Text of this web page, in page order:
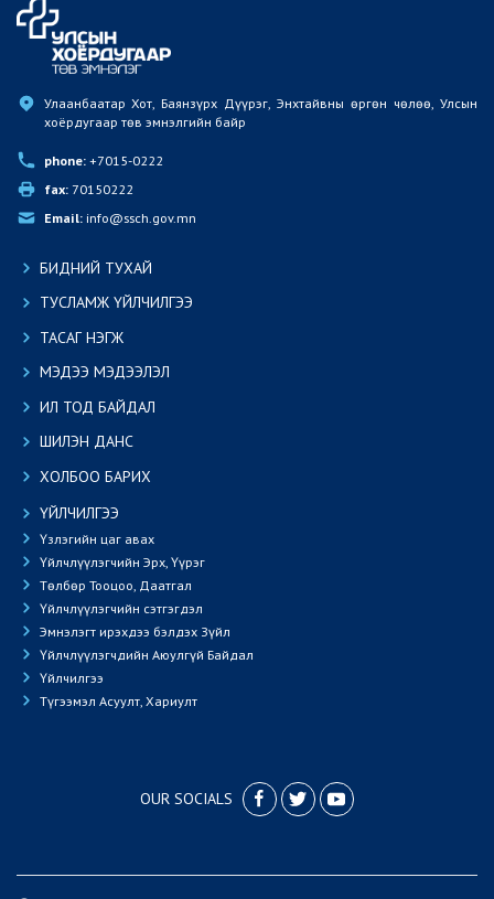
Улаанбаатар Хот, Баянзүрх Дүүрэг, Энхтайвны өргөн чөлөө, Улсын
хоёрдугаар төв эмнэлгийн байр
phone: +7015-0222
fax: 70150222
Email: info@ssch.gov.mn
БИДНИЙ ТУХАЙ
ТУСЛАМЖ ҮЙЛЧИЛГЭЭ
ТАСАГ НЭГЖ
МЭДЭЭ МЭДЭЭЛЭЛ
ИЛ ТОД БАЙДАЛ
ШИЛЭН ДАНС
ХОЛБОО БАРИХ
ҮЙЛЧИЛГЭЭ
Үзлэгийн цаг авах
Үйлчлүүлэгчийн Эрх, Үүрэг
Төлбөр Тооцоо, Даатгал
Үйлчлүүлэгчийн сэтгэгдэл
Эмнэлэгт ирэхдээ бэлдэх Зүйл
Үйлчлүүлэгчдийн Аюулгүй Байдал
Үйлчилгээ
Түгээмэл Асуулт, Хариулт
OUR SOCIALS